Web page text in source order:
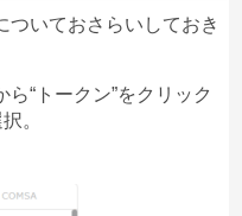
ついておさらいしておき
“トークン”をクリック
。